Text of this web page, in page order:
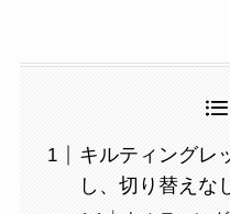
キルティングレ
し、切り替えな